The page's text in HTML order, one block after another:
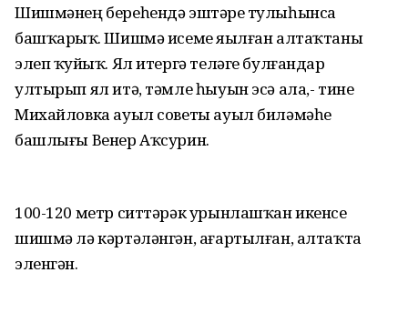
Шишмәнең береһендә эштәрҙе тулыһынса
башҡарҙыҡ. Шишмә исеме яҙылған алтаҡтаны
элеп ҡуйҙыҡ. Ял итергә теләге булғандар
ултырып ял итә, тәмле һыуын эсә ала,- тине
Михайловка ауыл советы ауыл биләмәһе
башлығы Венер Аҡсурин.
100-120 метр ситтәрәк урынлашҡан икенсе
шишмә лә кәртәләнгән, ағартылған, алтаҡта
эленгән.